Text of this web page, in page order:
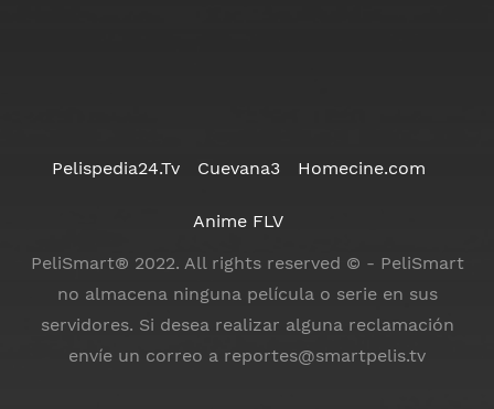
Pelispedia24.Tv Cuevana3 Homecine.com
Anime FLV
PeliSmart® 2022. All rights reserved © - PeliSmart
no almacena ninguna película o serie en sus
servidores. Si desea realizar alguna reclamación
envíe un correo a reportes@smartpelis.tv